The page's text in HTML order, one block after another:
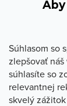
Aby
Súhlasom so
zlepšovať
súhlasíte so
relevantnej
skvelý
O Stevula